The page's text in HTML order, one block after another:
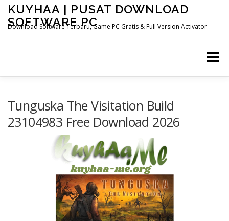
Skip
content
KUYHAA | PUSAT DOWNLOAD
SOFTWARE PC
Download Software Terbaru, Game PC Gratis & Full Version Activator
Menu
OTHER PAGES
Tunguska The Visitation Build
23104983 Free Download 2026